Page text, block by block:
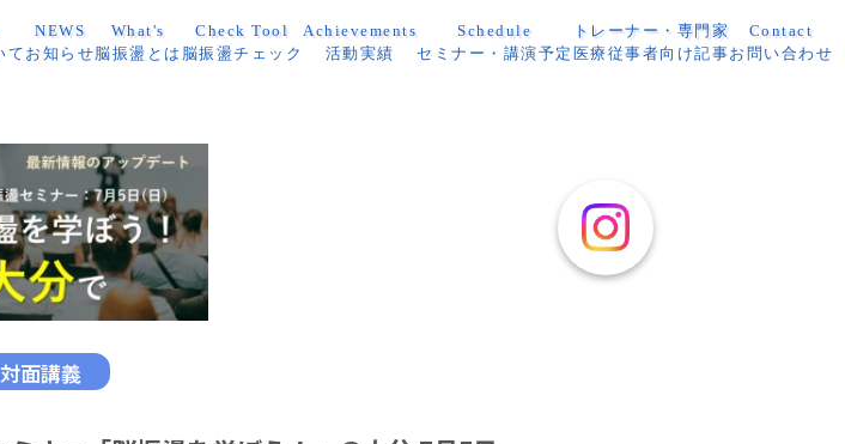
て
NEWS
お知らせ
What's
脳振盪とは
Check Tool
脳振盪チェック
Achievements
活動実績
Schedule
セミナー・講演予定
トレーナー・専門家
医療従事者向け記事
Contact
お問い合わせ
対面講義